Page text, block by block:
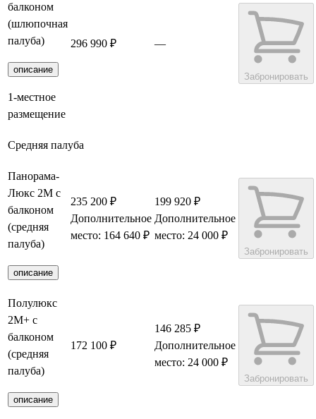
балконом
(шлюпочная
палуба)
описание
1-местное
размещение
296 990 ₽ —
Забронировать
Средняя палуба
Панорама-
Люкс 2M с
балконом
(средняя
палуба)
описание
235 200 ₽
Дополнительное
место: 164 640 ₽
199 920 ₽
Дополнительное
место: 24 000 ₽
Забронировать
Полулюкс
2М+ с
балконом
(средняя
палуба)
описание
172 100 ₽
146 285 ₽
Дополнительное
место: 24 000 ₽
Забронировать